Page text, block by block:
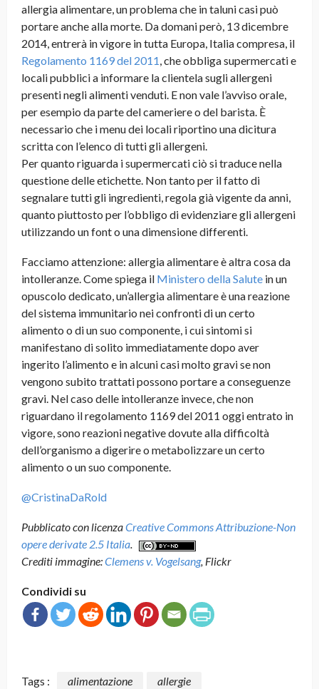
allergia alimentare, un problema che in taluni casi può
portare anche alla morte. Da domani però, 13 dicembre
2014, entrerà in vigore in tutta Europa, Italia compresa, il
Regolamento 1169 del 2011, che obbliga supermercati e
locali pubblici a informare la clientela sugli allergeni
presenti negli alimenti venduti. E non vale l’avviso orale,
per esempio da parte del cameriere o del barista. È
necessario che i menu dei locali riportino una dicitura
scritta con l’elenco di tutti gli allergeni.
Per quanto riguarda i supermercati ciò si traduce nella
questione delle etichette. Non tanto per il fatto di
segnalare tutti gli ingredienti, regola già vigente da anni,
quanto piuttosto per l’obbligo di evidenziare gli allergeni
utilizzando un font o una dimensione differenti.
Facciamo attenzione: allergia alimentare è altra cosa da
intolleranze. Come spiega il Ministero della Salute in un
opuscolo dedicato, un’allergia alimentare è una reazione
del sistema immunitario nei confronti di un certo
alimento o di un suo componente, i cui sintomi si
manifestano di solito immediatamente dopo aver
ingerito l’alimento e in alcuni casi molto gravi se non
vengono subito trattati possono portare a conseguenze
gravi. Nel caso delle intolleranze invece, che non
riguardano il regolamento 1169 del 2011 oggi entrato in
vigore, sono reazioni negative dovute alla difficoltà
dell’organismo a digerire o metabolizzare un certo
alimento o un suo componente.
@CristinaDaRold
Pubblicato con licenzaCreative Commons Attribuzione-Non
opere derivate 2.5 Italia.
Crediti immagine:Clemens v. Vogelsang, Flickr
Condividi su
Tags : alimentazione
allergie